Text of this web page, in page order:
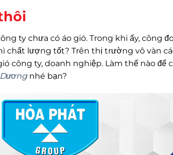
ty chưa có áo gió. Trong khi ấy, công
chất lượng tốt? Trên thị trường vô vàn
công ty, doanh nghiệp. Làm thế nào
nhé bạn?